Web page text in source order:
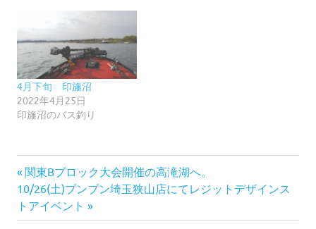
4月下旬 印旛沼
2022年4月25日
印旛沼のバス釣り
投
稿
前
の
記
事:
関東Bブロック大会開催の高滝湖へ。
次
の
記
10/26(土)ブンブン埼玉狭山店にてレジットデザインス
トアイベント